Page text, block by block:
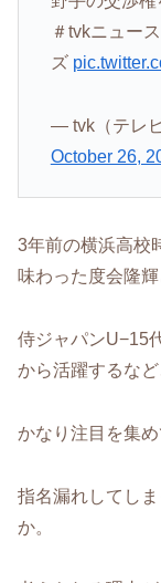
＃tvkニュー
ズ
— tvk（テレ
October 26,
3年前の横浜高校
味わった度会隆輝
侍ジャパンU−15
から活躍するなど
かなり注目を集め
指名漏れしてし
か。